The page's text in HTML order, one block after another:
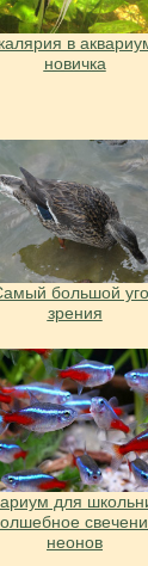
в
новичка
большой
зрения
для
неонов